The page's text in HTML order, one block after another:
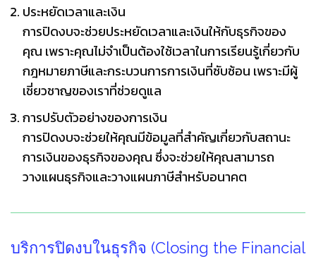
ประหยัดเวลาและเงิน
การปิดงบจะช่วยประหยัดเวลาและเงินให้กับธุรกิจของ
คุณ เพราะคุณไม่จำเป็นต้องใช้เวลาในการเรียนรู้เกี่ยวกับ
กฎหมายภาษีและกระบวนการการเงินที่ซับซ้อน เพราะมีผู้
เชี่ยวชาญของเราที่ช่วยดูแล
การปรับตัวอย่างของการเงิน
การปิดงบจะช่วยให้คุณมีข้อมูลที่สำคัญเกี่ยวกับสถานะ
การเงินของธุรกิจของคุณ ซึ่งจะช่วยให้คุณสามารถ
วางแผนธุรกิจและวางแผนภาษีสำหรับอนาคต
บริการปิดงบในธุรกิจ (Closing the Financial